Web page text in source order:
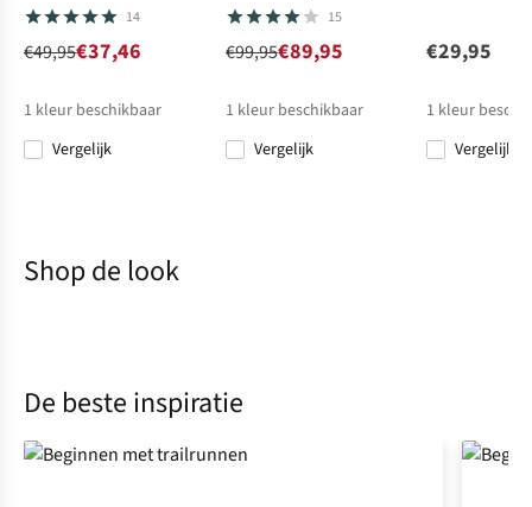
14
€49,95€37,46
1 kleur beschikbaar
%
Vergelijk
15
€99,95€89,95
1 kleur beschikbaar
%
Vergelijk
€29,95
1 kleur
Vergelijk
Shop de look
De beste inspiratie